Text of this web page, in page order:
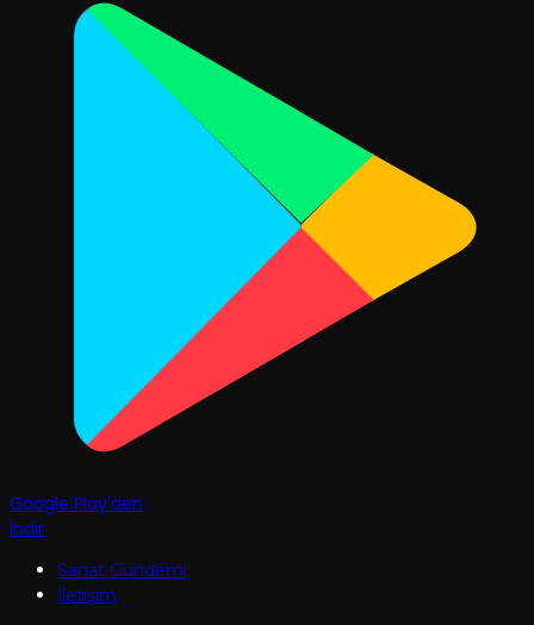
Google Play'den
İndir
Sanat Gündemi
İletişim